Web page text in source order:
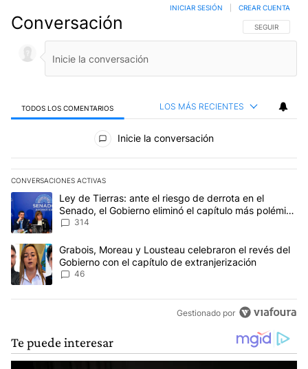
Conversación SIGA ESTA
SEGUIR
INICIAR SESIÓN CREAR CUENTA
TODOS LOS COMENTARIOS LOS MÁS RECIENTES
Todos los comentarios
Inicie la conversación
CONVERSACIONES ACTIVAS
Este listado muestra los artículos con más comentarios en los
Un artículo de tendencia con el título "Ley de Tierras: ante el
Ley de Tierras: ante el riesgo de derrota en el
Senado, el Gobierno eliminó el capítulo más polémico
del proyecto
314
Un artículo de tendencia con el título "Grabois, Moreau y
Grabois, Moreau y Lousteau celebraron el revés del
Gobierno con el capítulo de extranjerización
46
Gestionado por